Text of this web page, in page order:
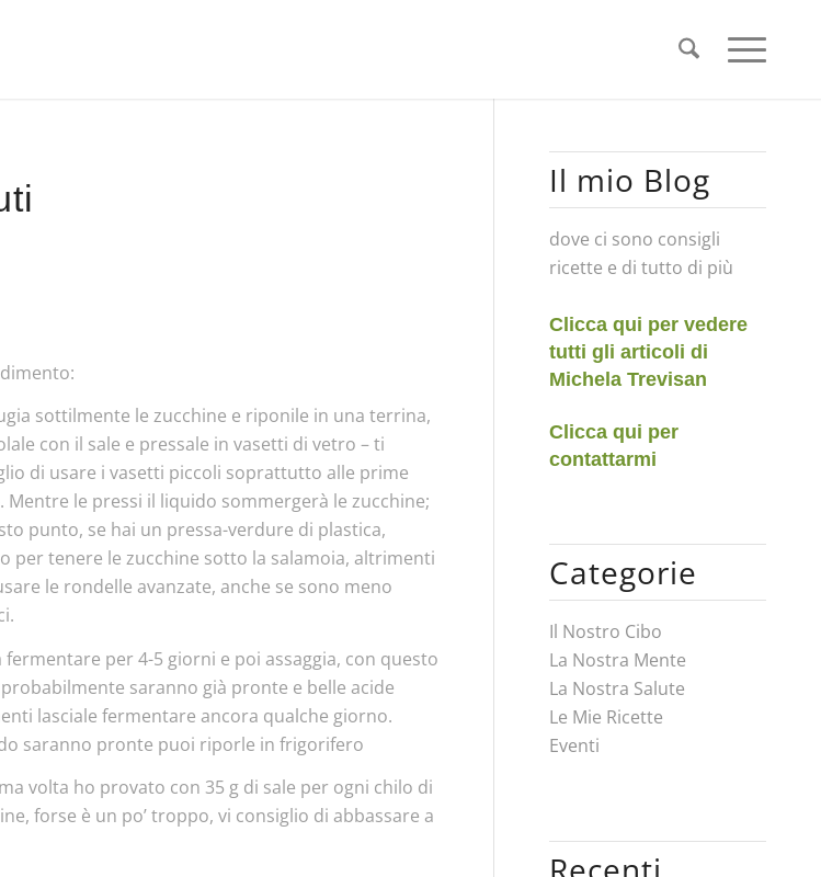
sottilmente le zucchine e riponile in una terrina,
con il sale e pressale in vasetti di vetro – ti
di usare i vasetti piccoli soprattutto alle prime
Mentre le pressi il liquido sommergerà le zucchine;
punto, se hai un pressa-verdure di plastica,
per tenere le zucchine sotto la salamoia, altrimenti
le rondelle avanzate, anche se sono meno
fermentare per 4-5 giorni e poi assaggia, con questo
saranno già pronte e belle acide
lasciale fermentare ancora qualche giorno.
saranno pronte puoi riporle in frigorifero
volta ho provato con 35 g di sale per ogni chilo di
forse è un po’ troppo, vi consiglio di abbassare a
Il mio Blog
dove ci sono consigli
ricette e di tutto di più
Clicca qui per vedere
tutti gli articoli di
Michela Trevisan
Clicca qui per
contattarmi
Categorie
Il Nostro Cibo
La Nostra Mente
La Nostra Salute
Le Mie Ricette
Eventi